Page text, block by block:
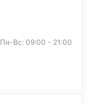
Пн-Вс: 09:00 - 21:00